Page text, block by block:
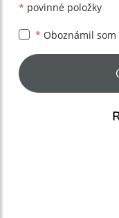
* povinné položky
* Oboznámil som
Google reCaptcha